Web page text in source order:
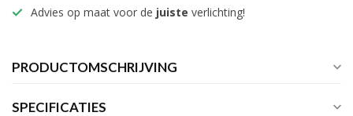
Advies op maat voor de juiste verlichting!
PRODUCTOMSCHRIJVING
SPECIFICATIES